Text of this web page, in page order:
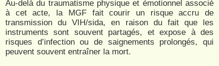
Au-delà du traumatisme physique et émotionnel associé
à cet acte, la MGF fait courir un risque accru de
transmission du VIH/sida, en raison du fait que les
instruments sont souvent partagés, et expose à des
risques d’infection ou de saignements prolongés, qui
peuvent souvent entraîner la mort.